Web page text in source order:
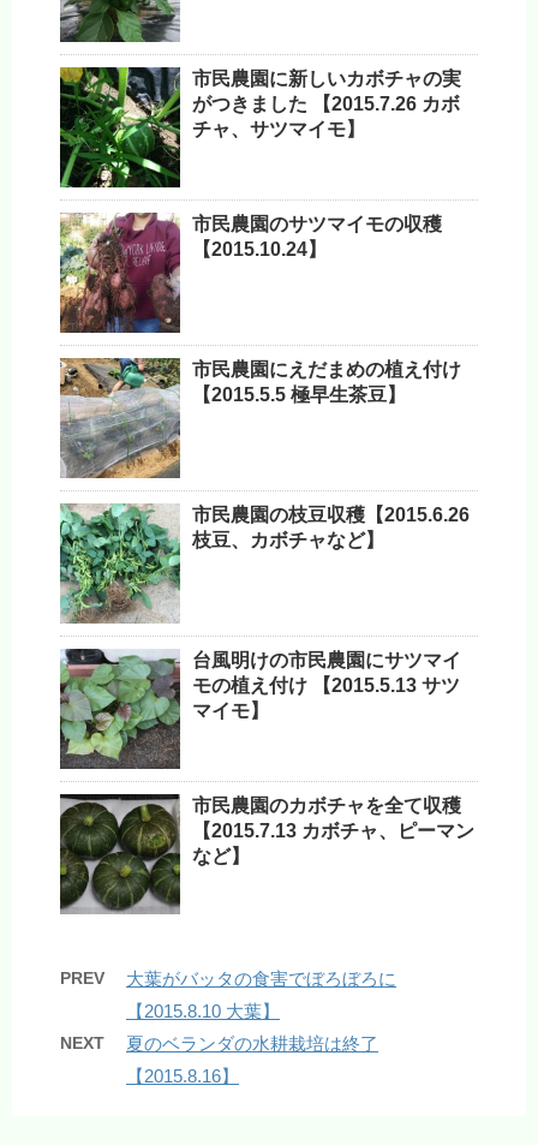
市民農園に新しいカボチャの実
がつきました 【2015.7.26 カボ
チャ、サツマイモ】
市民農園のサツマイモの収穫
【2015.10.24】
市民農園にえだまめの植え付け
【2015.5.5 極早生茶豆】
市民農園の枝豆収穫【2015.6.26
枝豆、カボチャなど】
台風明けの市民農園にサツマイ
モの植え付け 【2015.5.13 サツ
マイモ】
市民農園のカボチャを全て収穫
【2015.7.13 カボチャ、ピーマン
など】
PREV
大葉がバッタの食害でぼろぼろに
【2015.8.10 大葉】
NEXT
夏のベランダの水耕栽培は終了
【2015.8.16】